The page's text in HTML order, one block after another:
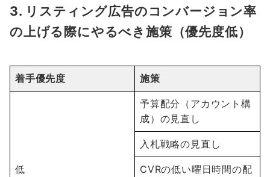
3. リスティング広告のコンバージョン率
の上げる際にやるべき施策（優先度低）
着手優先度 施策
低
予算配分（アカウント構
成）の見直し
入札戦略の見直し
CVRの低い曜日時間の配